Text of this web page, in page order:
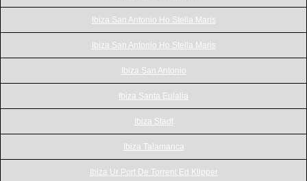
Ibiza San Antonio Ho Stella Maris
Ibiza San Antonio Ho Stella Maris
Ibiza San Antonio
Ibiza Santa Eulalia
Ibiza Stadt
Ibiza Talamanca
Ibiza Ur Port De Torrent Ed Klipper